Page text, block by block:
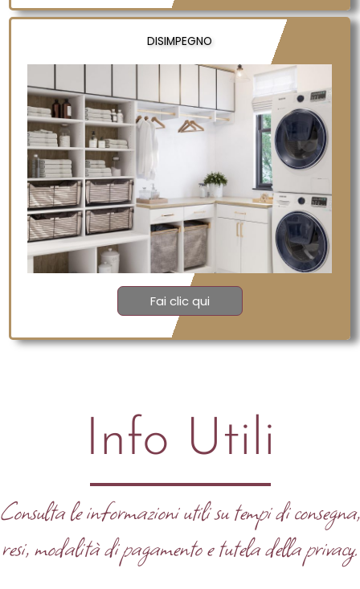
DISIMPEGNO
Fai clic qui
Info Utili
Consulta le informazioni utili su tempi di consegna,
resi, modalità di pagamento e tutela della privacy.